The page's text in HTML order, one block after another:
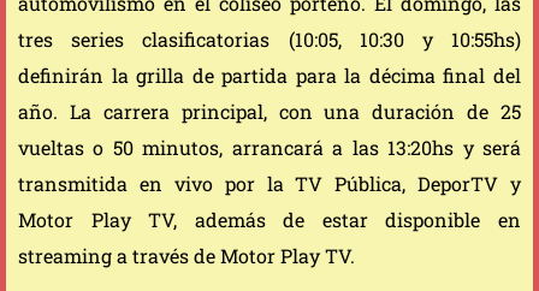
tres series clasificatorias (10:05, 10:30 y 10:55hs)
definirán la grilla de partida para la décima final del
año. La carrera principal, con una duración de 25
vueltas o 50 minutos, arrancará a las 13:20hs y será
transmitida en vivo por la TV Pública, DeporTV y
Motor Play TV, además de estar disponible en
streaming a través de Motor Play TV.